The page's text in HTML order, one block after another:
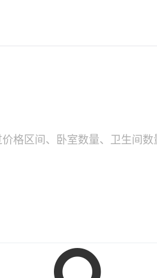
格区间、卧室数量、卫生间